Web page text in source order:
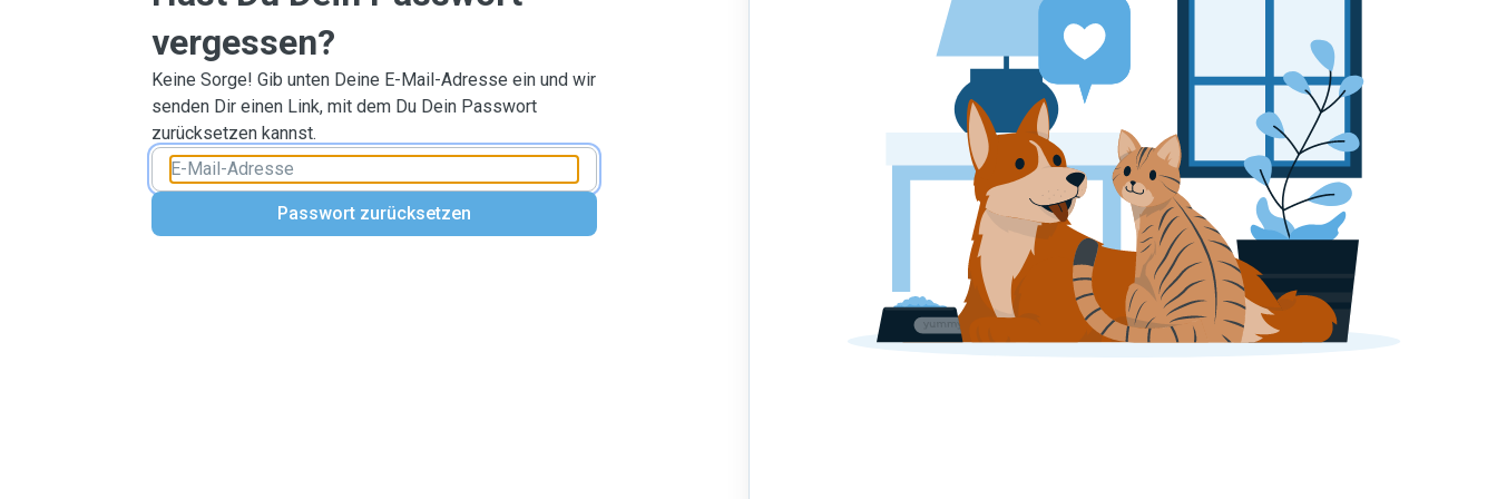
vergessen?
Keine Sorge! Gib unten Deine E-Mail-Adresse ein und wir
senden Dir einen Link, mit dem Du Dein Passwort
zurücksetzen kannst.
Passwort zurücksetzen